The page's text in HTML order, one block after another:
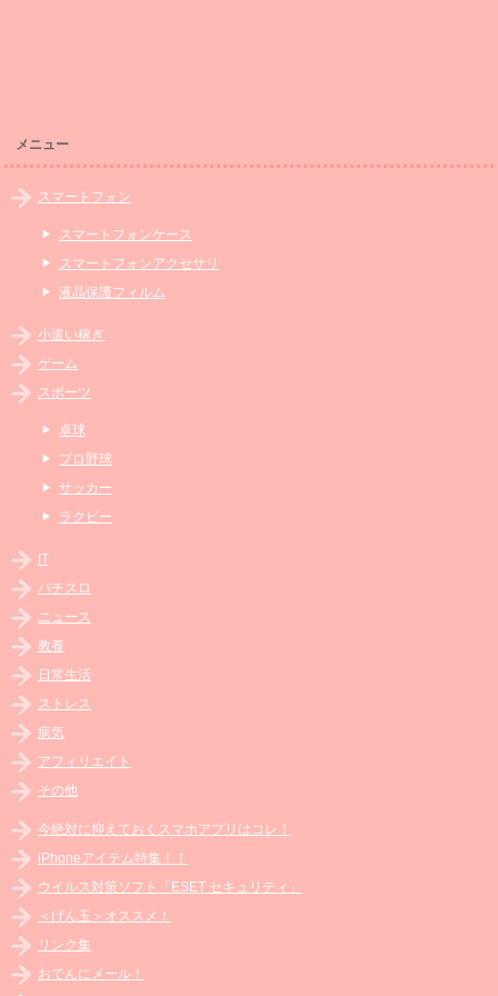
メニュー
スマートフォン
スマートフォンケース
スマートフォンアクセサリ
液晶保護フィルム
小遣い稼ぎ
ゲーム
スポーツ
卓球
プロ野球
サッカー
ラクビー
IT
パチスロ
ニュース
教養
日常生活
ストレス
病気
アフィリエイト
その他
今絶対に抑えておくスマホアプリはコレ！
iPhoneアイテム特集！！
ウイルス対策ソフト「ESET セキュリティ」
＜げん玉＞オススメ！
リンク集
おでんにメール！